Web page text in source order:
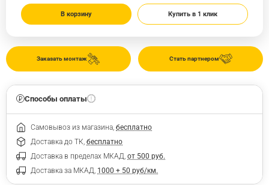
Стать партнером
Заказать монтаж
В корзину Купить в 1 клик
Способы оплаты
Самовывоз из магазина, бесплатно
Доставка до ТК, бесплатно
Доставка в пределах МКАД, от 500 руб.
Доставка за МКАД, 1000 + 50 руб/км.